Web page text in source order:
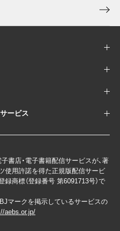
ービス
書店・電子書籍配信サービスが、著
使用許諾を得た正規版配信サービ
録商標（登録番号 第6091713号）で
マークを掲示しているサービスの
aebs.or.jp/